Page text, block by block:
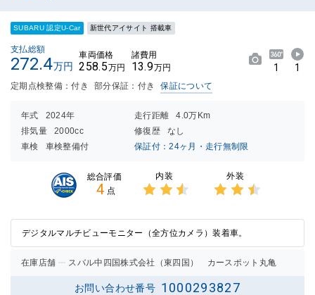
SUBARU 認定U-Car 新世代アイサイト 搭載車
支払総額
272.4万円
車両価格
258.5万円
諸費用
13.9万円 1 1
定期点検整備：付き 部分保証：付き 保証について
年式 2024年 走行距離
4.0万Km
排気量
2000cc 修復歴
なし
車検
車検整備付 保証付：24ヶ月・走行無制限
総合評価
4 点
内装
2.5点
の評価
外装
2.5点
の評価
デジタルマルチビューモニター（全方位カメラ）装着車。
在庫店舗 スバル中四国株式会社（東四国） カースポット丸亀
お問い合わせ番号 1000293827